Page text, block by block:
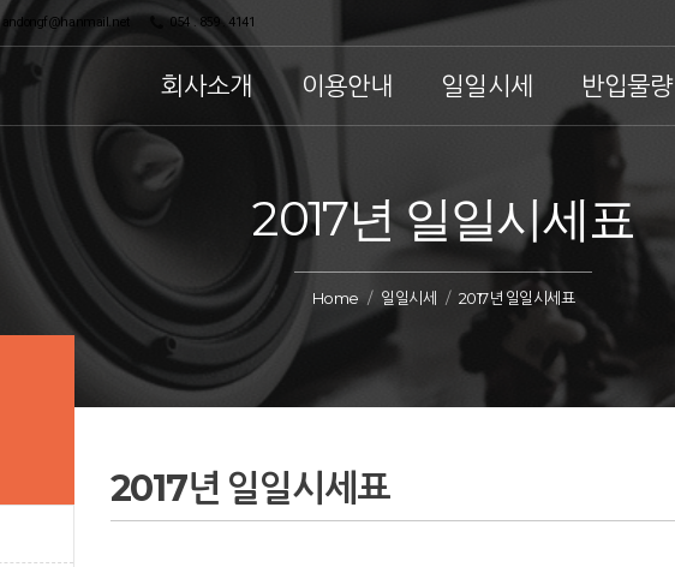
andongf@hanmail.net 054 . 859 . 4141
회사소개 이용안내 일일시세 반입물량
2017년 일일시세표
Home 일일시세 2017년 일일시세표
2017년 일일시세표